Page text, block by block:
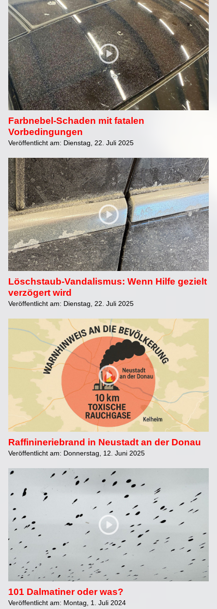
Farbnebel-Schaden mit fatalen
Vorbedingungen
Veröffentlicht am: Dienstag, 22. Juli 2025
Löschstaub-Vandalismus: Wenn Hilfe gezielt
verzögert wird
Veröffentlicht am: Dienstag, 22. Juli 2025
Raffinineriebrand in Neustadt an der Donau
Veröffentlicht am: Donnerstag, 12. Juni 2025
101 Dalmatiner oder was?
Veröffentlicht am: Montag, 1. Juli 2024